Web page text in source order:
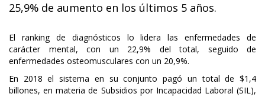
25,9% de aumento en los últimos 5 años.
El ranking de diagnósticos lo lidera las enfermedades de
carácter mental, con un 22,9% del total, seguido de
enfermedades osteomusculares con un 20,9%.
En 2018 el sistema en su conjunto pagó un total de $1,4
billones, en materia de Subsidios por Incapacidad Laboral (SIL),